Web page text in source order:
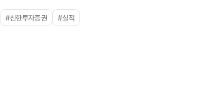
#신한투자증권 #실적